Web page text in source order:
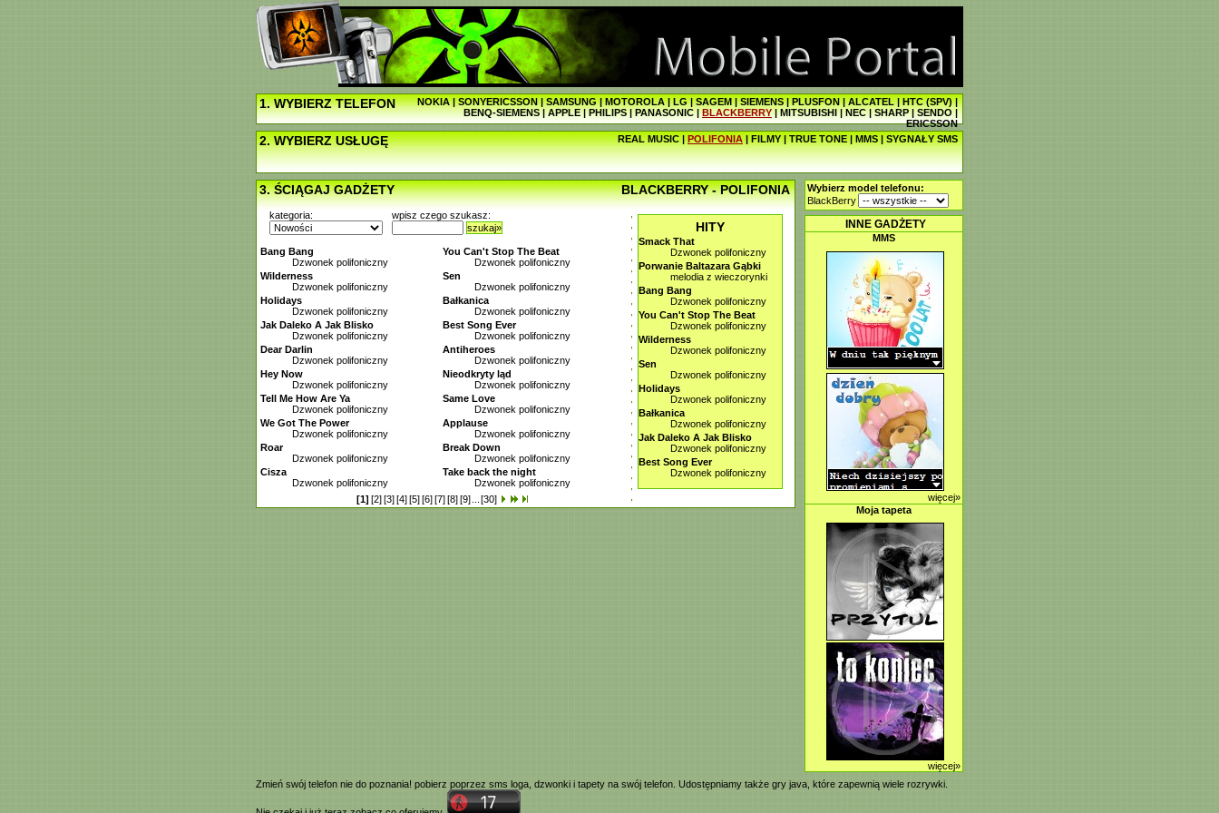
1. WYBIERZ TELEFON NOKIA|SONYERICSSON|SAMSUNG|MOTOROLA|LG|SAGEM|SIEMENS|PLUSFON|ALCATEL|HTC (SPV)|
BENQ-SIEMENS|APPLE|PHILIPS|PANASONIC|BLACKBERRY|MITSUBISHI|NEC|SHARP|SENDO|
ERICSSON
2. WYBIERZ USŁUGĘ REAL MUSIC|POLIFONIA|FILMY|TRUE TONE|MMS|SYGNAŁY SMS
3. ŚCIĄGAJ GADŻETY BLACKBERRY - POLIFONIA
kategoria:
wpisz czego szukasz:
szukaj»
Bang Bang
Dzwonek polifoniczny
You Can't Stop The Beat
Dzwonek polifoniczny
Wilderness
Dzwonek polifoniczny
Sen
Dzwonek polifoniczny
Holidays
Dzwonek polifoniczny
Bałkanica
Dzwonek polifoniczny
Jak Daleko A Jak Blisko
Dzwonek polifoniczny
Best Song Ever
Dzwonek polifoniczny
Dear Darlin
Dzwonek polifoniczny
Antiheroes
Dzwonek polifoniczny
Hey Now
Dzwonek polifoniczny
Nieodkryty ląd
Dzwonek polifoniczny
Tell Me How Are Ya
Dzwonek polifoniczny
Same Love
Dzwonek polifoniczny
We Got The Power
Dzwonek polifoniczny
Applause
Dzwonek polifoniczny
Roar
Dzwonek polifoniczny
Break Down
Dzwonek polifoniczny
Cisza
Dzwonek polifoniczny
Take back the night
Dzwonek polifoniczny
[1] [2] [3] [4] [5] [6] [7] [8] [9] [30]
HITY
Smack That
Dzwonek polifoniczny
Porwanie Baltazara Gąbki
melodia z wieczorynki
Bang Bang
Dzwonek polifoniczny
You Can't Stop The Beat
Dzwonek polifoniczny
Wilderness
Dzwonek polifoniczny
Sen
Dzwonek polifoniczny
Holidays
Dzwonek polifoniczny
Bałkanica
Dzwonek polifoniczny
Jak Daleko A Jak Blisko
Dzwonek polifoniczny
Best Song Ever
Dzwonek polifoniczny
Wybierz model telefonu:
BlackBerry
INNE GADŻETY
MMS
więcej»
Moja tapeta
więcej»
Zmień swój telefon nie do poznania! pobierz poprzez sms loga, dzwonki i tapety na swój telefon. Udostępniamy także gry java , które zapewnią wiele rozrywki.